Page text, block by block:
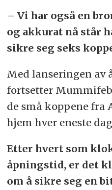
– Vi har også en
og akkurat nå står
sikre seg seks
Med lanseringen av
fortsetter
de små koppene fra
hjem hver eneste
Etter hvert som
åpningstid, er det
om å sikre seg en